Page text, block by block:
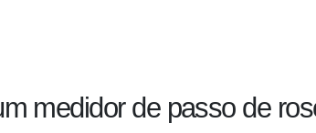
medidor de passo de